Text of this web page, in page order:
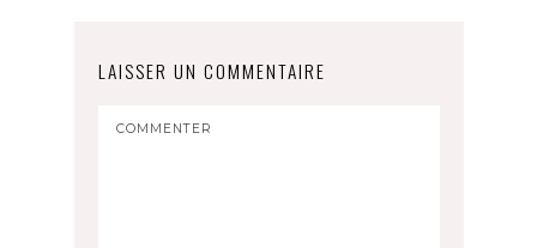
LAISSER UN COMMENTAIRE